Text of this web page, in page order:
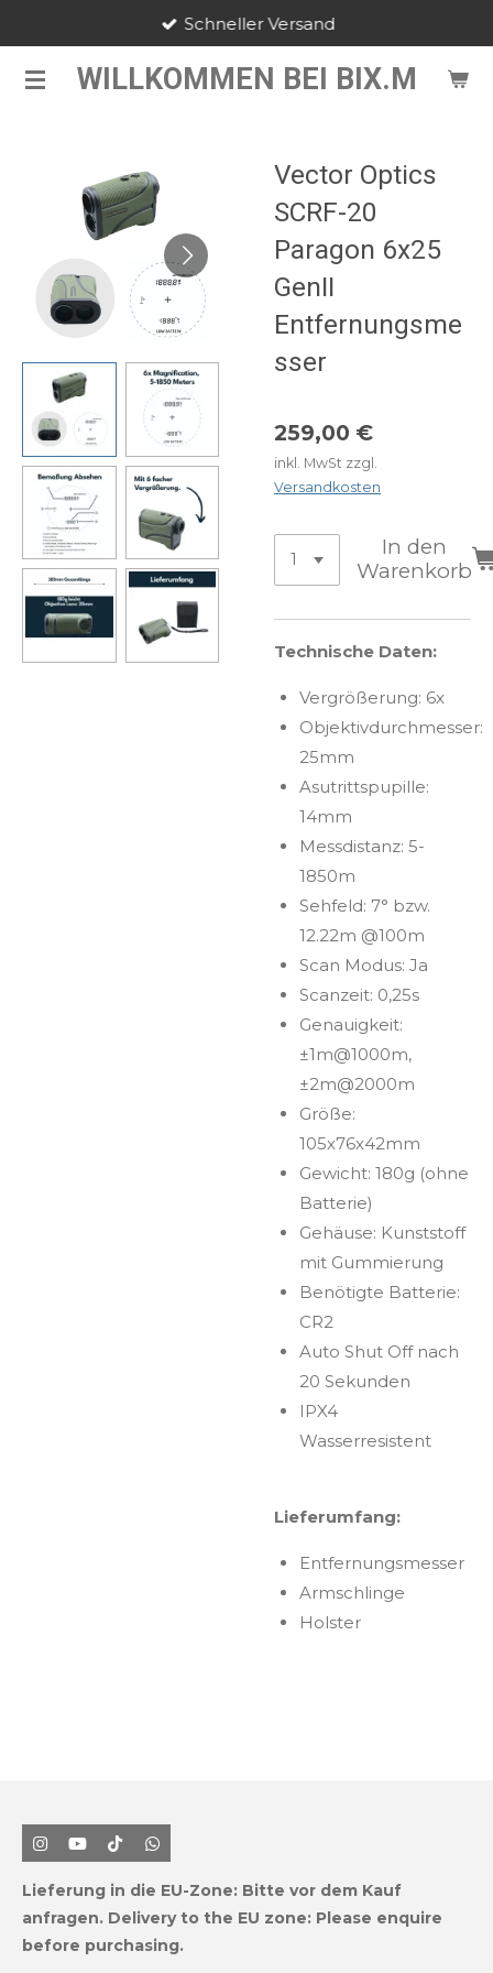
springen WILLKOMMEN BEI BIX.M
Schneller Versand
Vector Optics
SCRF-20
Paragon 6x25
GenII
Entfernungsme
sser
259,00 €
inkl. MwSt zzgl.
Versandkosten
In den
Warenkorb
Technische Daten:
Vergrößerung: 6x
Objektivdurchmesser:
25mm
Asutrittspupille:
14mm
Messdistanz: 5-
1850m
Sehfeld: 7° bzw.
12.22m @100m
Scan Modus: Ja
Scanzeit: 0,25s
Genauigkeit:
±1m@1000m,
±2m@2000m
Größe:
105x76x42mm
Gewicht: 180g (ohne
Batterie)
Gehäuse: Kunststoff
mit Gummierung
Benötigte Batterie:
CR2
Auto Shut Off nach
20 Sekunden
IPX4
Wasserresistent
Lieferumfang:
Entfernungsmesser
Armschlinge
Holster
I
n
t
a
r
Y
o
T
u
e
T
i
k
T
o
W
h
t
s
p
Lieferung in die EU-Zone: Bitte vor dem Kauf
anfragen. Delivery to the EU zone: Please enquire
before purchasing.